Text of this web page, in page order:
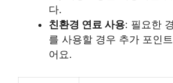
다.
친환경 연료 사용: 필요한
를 사용할 경우 추가 포인
어요.